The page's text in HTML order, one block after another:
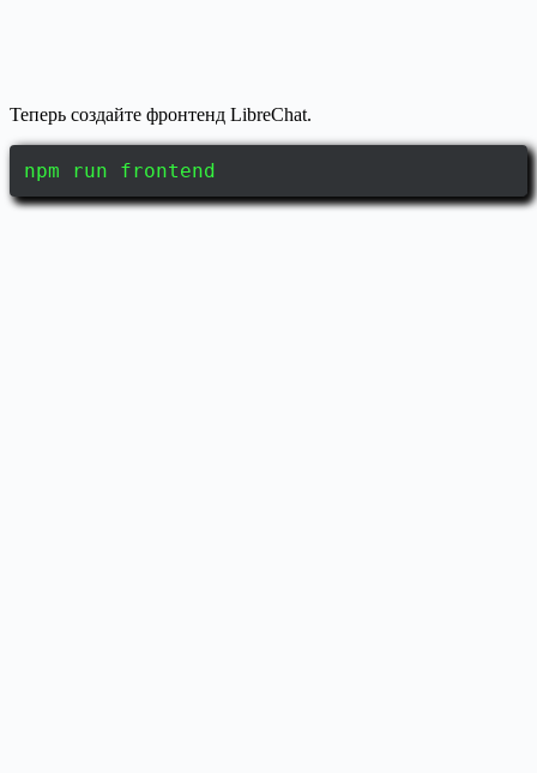
Теперь создайте фронтенд LibreChat.
npm run frontend